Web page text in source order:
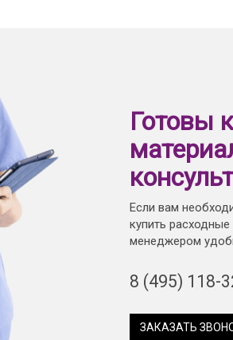
Готовы
Если вам
купить
менеджером
8 (495) 118-
ЗАКАЗАТЬ